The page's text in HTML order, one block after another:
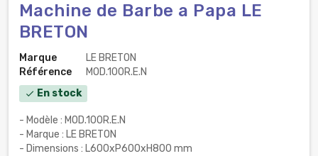
Machine de Barbe a Papa LE
BRETON
Marque
LE BRETON
Référence
MOD.100R.E.N
check En stock
- Modèle : MOD.100R.E.N
- Marque : LE BRETON
- Dimensions : L600xP600xH800 mm